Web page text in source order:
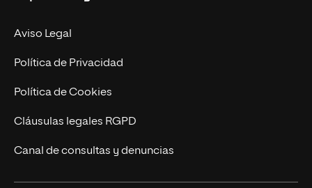
Experto Universitario
Postgrados
Cursos Universitarios
Nuestro Equipo
Trabaja en UNIR
Actualidad
UNIR Revista
Eventos
Aviso Legal
Política de Privacidad
Política de Cookies
Cláusulas legales RGPD
Canal de consultas y denuncias